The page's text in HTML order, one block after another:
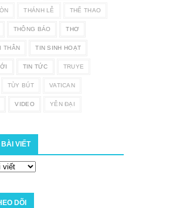
THÁNH LỄ THỂ THAO
THÔNG BÁO THƠ
THÂN TIN SINH HOẠT
TIN TỨC TRUYE
TÙY BÚT VATICAN
VIDEO YÊN ĐẠI
VIẾT
DÕI